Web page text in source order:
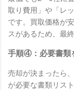
取り費用」や「レ
です。買取価格が
スがあるため、最
手順④：必要書類
売却が決まったら
が必要な書類リス